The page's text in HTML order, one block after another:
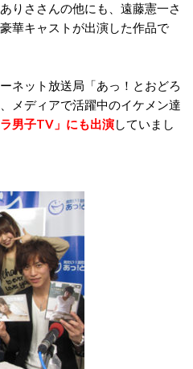
りささんの他にも、遠藤憲一さ
華キャストが出演した作品で
ネット放送局「あっ！とおどろ
メディアで活躍中のイケメン達
ラ男子TV」にも出演していまし